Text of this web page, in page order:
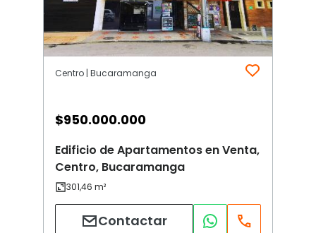
Centro | Bucaramanga
$950.000.000
Edificio de Apartamentos en Venta,
Centro, Bucaramanga
Contactar